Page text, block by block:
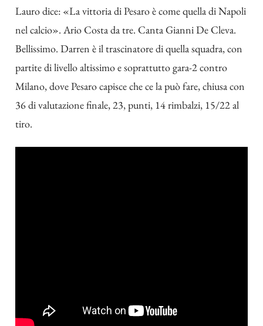
Lauro dice: «La vittoria di Pesaro è come quella di Napoli
nel calcio». Ario Costa da tre. Canta Gianni De Cleva.
Bellissimo. Darren è il trascinatore di quella squadra, con
partite di livello altissimo e soprattutto gara-2 contro
Milano, dove Pesaro capisce che ce la può fare, chiusa con
36 di valutazione finale, 23, punti, 14 rimbalzi, 15/22 al
tiro.